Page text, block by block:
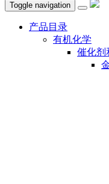
Toggle navigation
产品目录
有机化学
催化剂